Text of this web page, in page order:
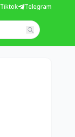
Tiktok Telegram